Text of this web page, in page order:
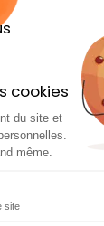
cookies
du site et
même.
site
à notre
81 conseils